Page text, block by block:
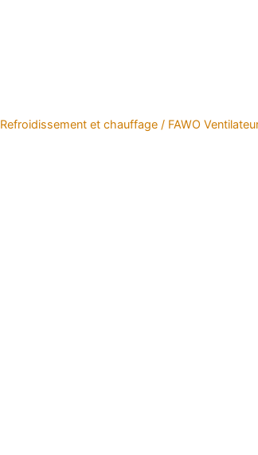
Refroidissement et chauffage / FAWO